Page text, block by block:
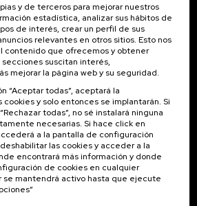
a en recibir las
De interés...
Actividades anteriores
y de terceros para mejorar nuestros
estadística, analizar sus hábitos de
de interés, crear un perfil de sus
relevantes en otros sitios. Esto nos
contenido que ofrecemos y obtener
suscitan interés,
mejorar la página web y su seguridad.
“Aceptar todas”, aceptará la
y solo entonces se implantarán. Si
todas”, no sé instalará ninguna
necesarias. Si hace click en
a la pantalla de configuración
las cookies y acceder a la
encontrará más información y donde
de cookies en cualquier
se mantendrá activo hasta que ejecute